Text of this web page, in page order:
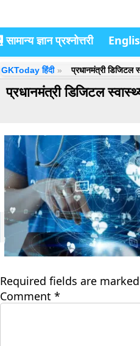
सामान्य ज्ञान प्रश्नोत्तरी
GKToday हिंदी प्रधानमंत्री
प्रधानमंत्री डिजिटल
Required fields are marked
Comment *